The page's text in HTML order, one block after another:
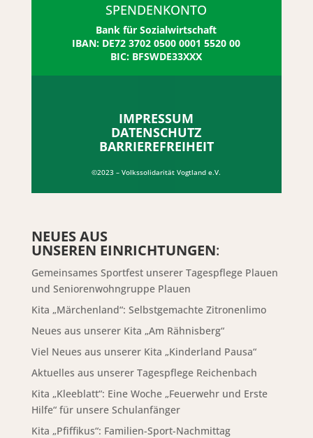
SPENDENKONTO
Bank für Sozialwirtschaft
IBAN: DE72 3702 0500 0001 5520 00
BIC: BFSWDE33XXX
IMPRESSUM
DATENSCHUTZ
BARRIEREFREIHEIT
©2023 – Volkssolidarität Vogtland e.V.
NEUES AUS
UNSEREN EINRICHTUNGEN:
Gemeinsames Sportfest unserer Tagespflege Plauen
und Seniorenwohngruppe Plauen
Kita „Märchenland“: Selbstgemachte Zitronenlimo
Neues aus unserer Kita „Am Rähnisberg“
Viel Neues aus unserer Kita „Kinderland Pausa“
Aktuelles aus unserer Tagespflege Reichenbach
Kita „Kleeblatt“: Eine Woche „Feuerwehr und Erste
Hilfe“ für unsere Schulanfänger
Kita „Pfiffikus“: Familien-Sport-Nachmittag